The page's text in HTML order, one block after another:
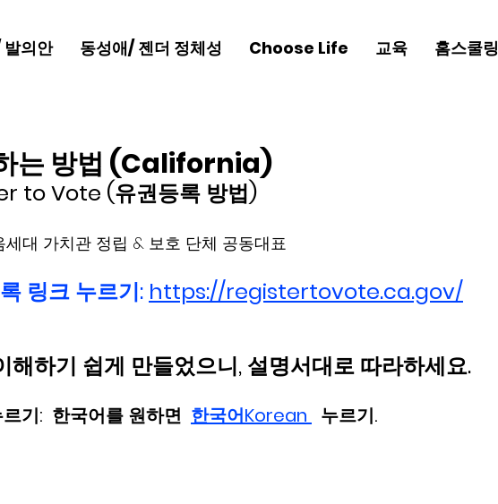
발의안 동성애/ 젠더 정체성 Choose Life 교육 홈스쿨링
는 방법 (California)
to Vote (유권등록 방법)
링크 누르기: https://registertovote.ca.gov/
해하기 쉽게 만들었으니, 설명서대로 따라하세요.
기:  한국어를 원하면 한국어Korean 누르기.